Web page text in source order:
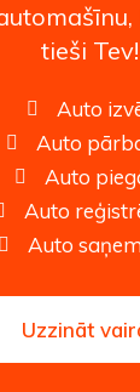
tieši Tev!
Auto
Auto
Auto
Auto
Auto
Uzzināt